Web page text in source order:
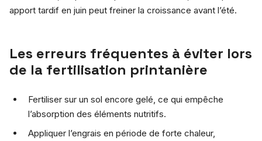
apport tardif en juin peut freiner la croissance avant l’été.
Les erreurs fréquentes à éviter lors
de la fertilisation printanière
Fertiliser sur un sol encore gelé, ce qui empêche
l’absorption des éléments nutritifs.
Appliquer l’engrais en période de forte chaleur,